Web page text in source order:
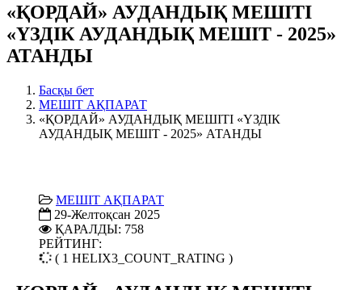
«ҚОРДАЙ» АУДАНДЫҚ МЕШІТІ
«ҮЗДІК АУДАНДЫҚ МЕШІТ - 2025»
АТАНДЫ
Басқы бет
МЕШІТ АҚПАРАТ
«ҚОРДАЙ» АУДАНДЫҚ МЕШІТІ «ҮЗДІК
АУДАНДЫҚ МЕШІТ - 2025» АТАНДЫ
МЕШІТ АҚПАРАТ
29-Желтоқсан 2025
ҚАРАЛДЫ: 758
РЕЙТИНГ:
( 1 HELIX3_COUNT_RATING )